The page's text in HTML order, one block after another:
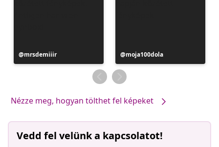
Bejegyzés
közzétevője
mrsdemiiir
Bejegyzés
közzétevője
moja100dola
Nézze meg, hogyan tölthet fel képeket
Vedd fel velünk a kapcsolatot!